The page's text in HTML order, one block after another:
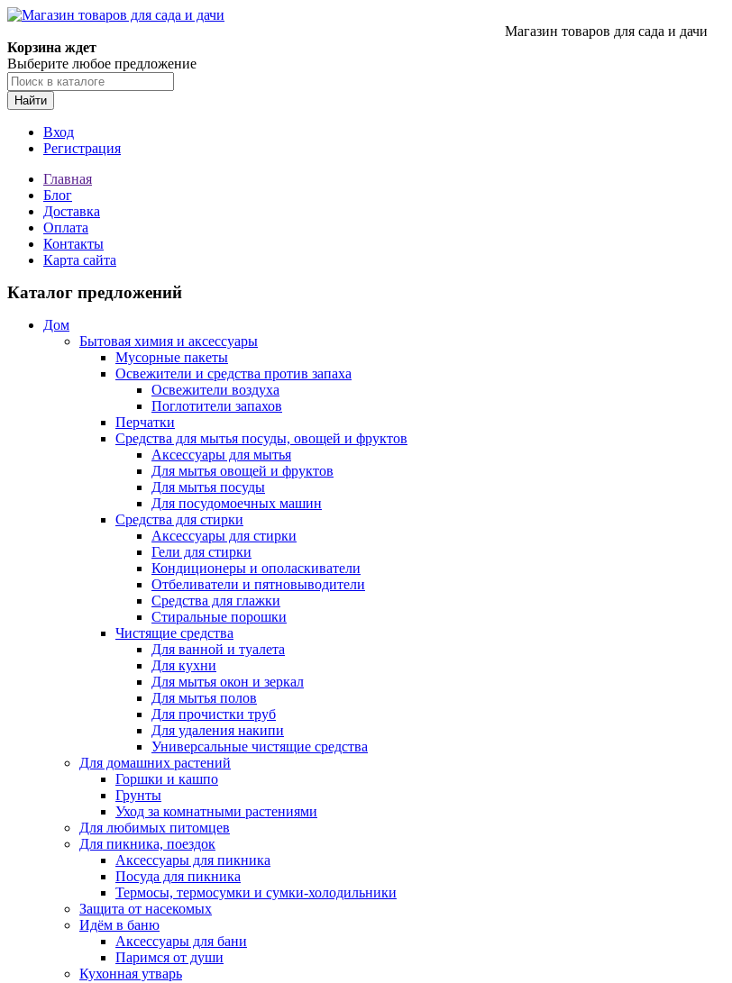
Магазин товаров для сада и дачи
Корзина ждет
Выберите любое предложение
Найти
Вход
Регистрация
Главная
Блог
Доставка
Оплата
Контакты
Карта сайта
Каталог предложений
Дом
Бытовая химия и аксессуары
Мусорные пакеты
Освежители и средства против запаха
Освежители воздуха
Поглотители запахов
Перчатки
Средства для мытья посуды, овощей и фруктов
Аксессуары для мытья
Для мытья овощей и фруктов
Для мытья посуды
Для посудомоечных машин
Средства для стирки
Аксессуары для стирки
Гели для стирки
Кондиционеры и ополаскиватели
Отбеливатели и пятновыводители
Средства для глажки
Стиральные порошки
Чистящие средства
Для ванной и туалета
Для кухни
Для мытья окон и зеркал
Для мытья полов
Для прочистки труб
Для удаления накипи
Универсальные чистящие средства
Для домашних растений
Горшки и кашпо
Грунты
Уход за комнатными растениями
Для любимых питомцев
Для пикника, поездок
Аксессуары для пикника
Посуда для пикника
Термосы, термосумки и сумки-холодильники
Защита от насекомых
Идём в баню
Аксессуары для бани
Паримся от души
Кухонная утварь